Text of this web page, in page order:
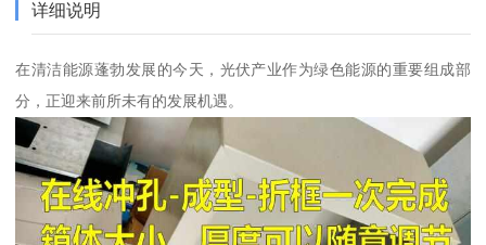
详细说明
在清洁能源蓬勃发展的今天，光伏产业作为绿色能源的重要组成部
分，正迎来前所未有的发展机遇。